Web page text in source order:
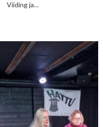
Viiding ja…